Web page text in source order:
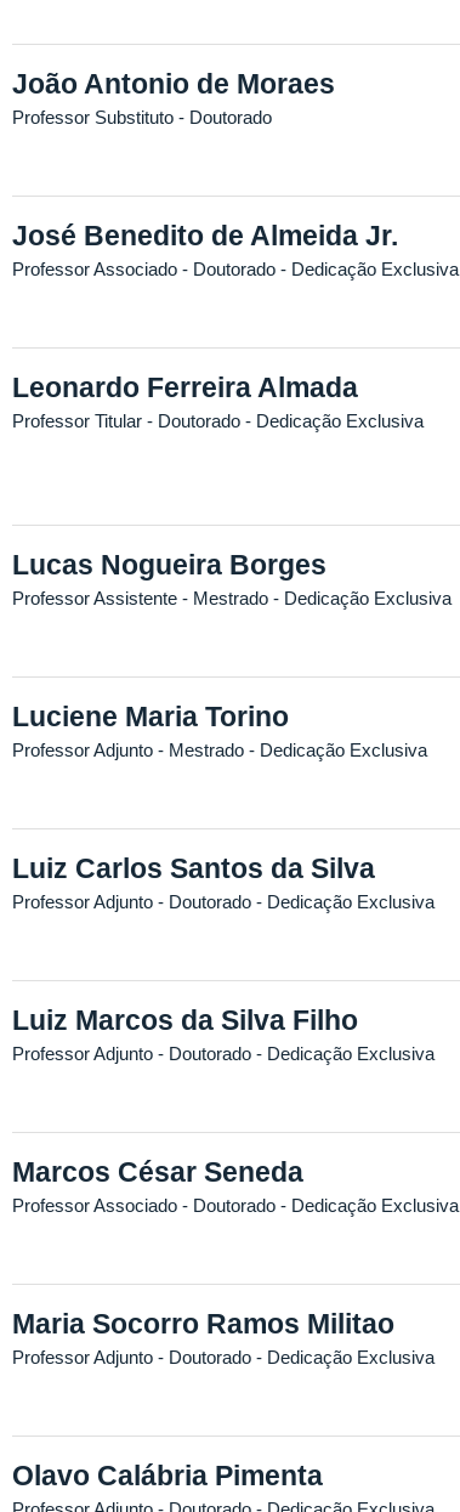
João Antonio de Moraes
Professor Substituto - Doutorado
José Benedito de Almeida Jr.
Professor Associado - Doutorado - Dedicação Exclusiva
Leonardo Ferreira Almada
Professor Titular - Doutorado - Dedicação Exclusiva
Lucas Nogueira Borges
Professor Assistente - Mestrado - Dedicação Exclusiva
Luciene Maria Torino
Professor Adjunto - Mestrado - Dedicação Exclusiva
Luiz Carlos Santos da Silva
Professor Adjunto - Doutorado - Dedicação Exclusiva
Luiz Marcos da Silva Filho
Professor Adjunto - Doutorado - Dedicação Exclusiva
Marcos César Seneda
Professor Associado - Doutorado - Dedicação Exclusiva
Maria Socorro Ramos Militao
Professor Adjunto - Doutorado - Dedicação Exclusiva
Olavo Calábria Pimenta